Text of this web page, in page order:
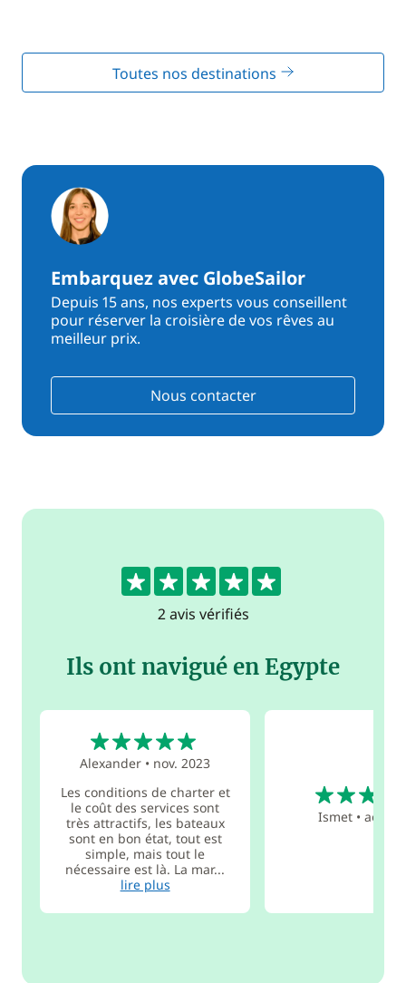
Toutes nos destinations
Embarquez avec GlobeSailor
Depuis 15 ans, nos experts vous conseillent
pour réserver la croisière de vos rêves au
meilleur prix.
Nous contacter
5
2 avis vérifiés
Ils ont navigué en Egypte
Alexander • nov. 2023
Les conditions de charter et
le coût des services sont
très attractifs, les bateaux
sont en bon état, tout est
simple, mais tout le
nécessaire est là. La mar...
lire plus
Ismet •août